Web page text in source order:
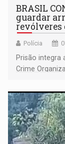
BRASIL
guardar
revólveres
Polícia
Prisão integra
Crime